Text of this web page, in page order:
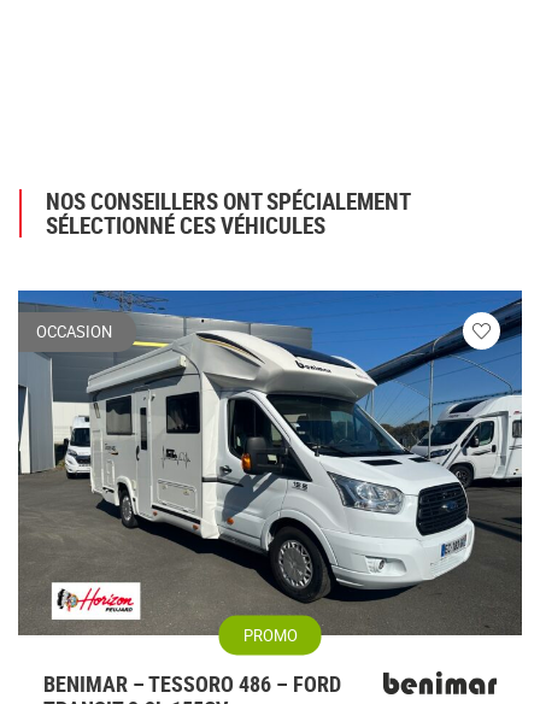
NOS CONSEILLERS ONT SPÉCIALEMENT
SÉLECTIONNÉ CES VÉHICULES
OCCASION
Veuillez
vous
PROMO
BENIMAR – TESSORO 486 – FORD